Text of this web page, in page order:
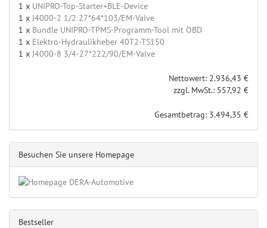
1 x UNIPRO-Top-Starter+BLE-Device
1 xJ4000-2 1/2 27*64*103/EM-Valve
1 x Bundle UNIPRO-TPMS-Programm-Tool mit OBD
1 x Elektro-Hydraulikheber 40T2-TS150
1 xJ4000-8 3/4-27*222/90/EM-Valve
Nettowert: 2.936,43 €
zzgl. MwSt.: 557,92 €
Gesamtbetrag: 3.494,35 €
Besuchen Sie unsere Homepage
Bestseller